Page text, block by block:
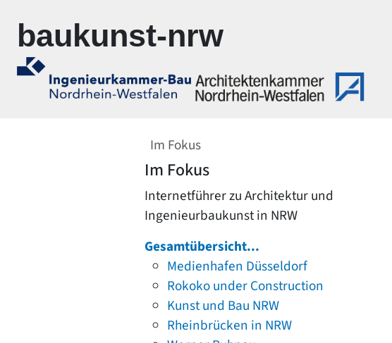
baukunst-nrw
Im Fokus
Im Fokus
Internetführer zu Architektur und
Ingenieurbaukunst in NRW
Gesamtübersicht...
Medienhafen Düsseldorf
Rokoko under Construction
Kunst und Bau NRW
Rheinbrücken in NRW